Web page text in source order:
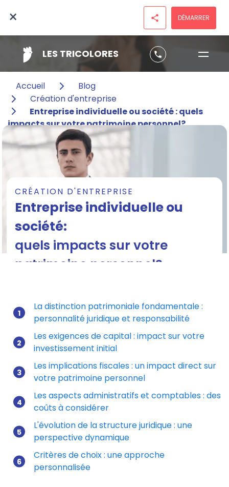
LES TRICOLORES phone
× share DÉMARRER
Accueil
Blog
Création d'entreprise
Entreprise individuelle ou société : quels
impacts sur votre patrimoine personnel?
Entreprise individuelle ou société : quels impacts sur
CRÉATION D'ENTREPRISE
Entreprise individuelle ou
société:
quels impacts sur votre
patrimoine personnel?
Mis à jour le 17/11/2025
La distinction patrimoniale fondamentale :
personnalité juridique et responsabilité
Les exigences de capital : impact sur votre
investissement initial
Les implications fiscales : un impact direct sur
votre patrimoine personnel
Les aspects administratifs et comptables : des
coûts à considérer
L'évolution de la structure juridique : une
perspective dynamique
Critères de choix : une approche
personnalisée